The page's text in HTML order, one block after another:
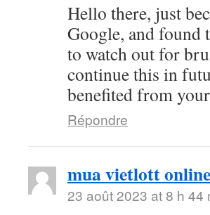
Hello there, just
Google, and
to watch out for
continue this in
benefited from
Répondre
mua vietlott
23 août 2023 at 8 h 44